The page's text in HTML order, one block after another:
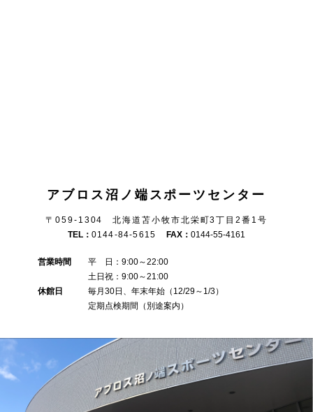
アブロス沼ノ端スポーツセンター
〒059-1304 北海道苫小牧市北栄町3丁目2番1号
TEL： 0144-84-5615 FAX：0144-55-4161
営業時間 平 日：9:00～22:00
土日祝：9:00～21:00
休館日 毎月30日、年末年始（12/29～1/3）
定期点検期間（別途案内）